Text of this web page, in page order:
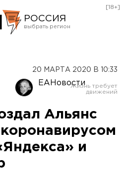
РОССИЯ
Оренбург
[18+]
20 МАРТА 2020 В 10:33
ЕАНовости
Альянс
и